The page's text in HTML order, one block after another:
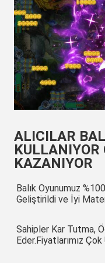
ALICILAR
KULLANIYOR
KAZANIYOR
Balık Oyunumuz
Geliştirildi ve İyi
Sahipler Kar Tutma,
Eder.Fiyatlarımız